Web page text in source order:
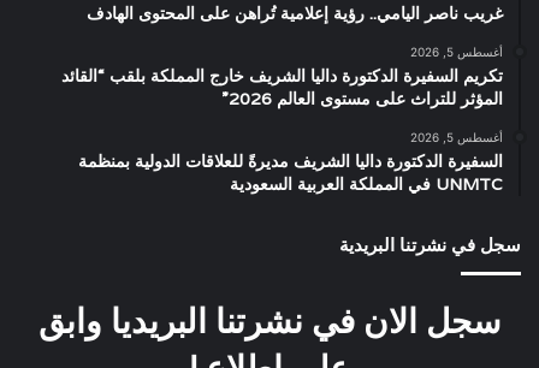
غريب ناصر اليامي.. رؤية إعلامية تُراهن على المحتوى الهادف
أغسطس 5, 2026
تكريم السفيرة الدكتورة داليا الشريف خارج المملكة بلقب “القائد
المؤثر للتراث على مستوى العالم 2026”
أغسطس 5, 2026
السفيرة الدكتورة داليا الشريف مديرةً للعلاقات الدولية بمنظمة
UNMTC في المملكة العربية السعودية
سجل في نشرتنا البريدية
سجل الان في نشرتنا البريديا وابق